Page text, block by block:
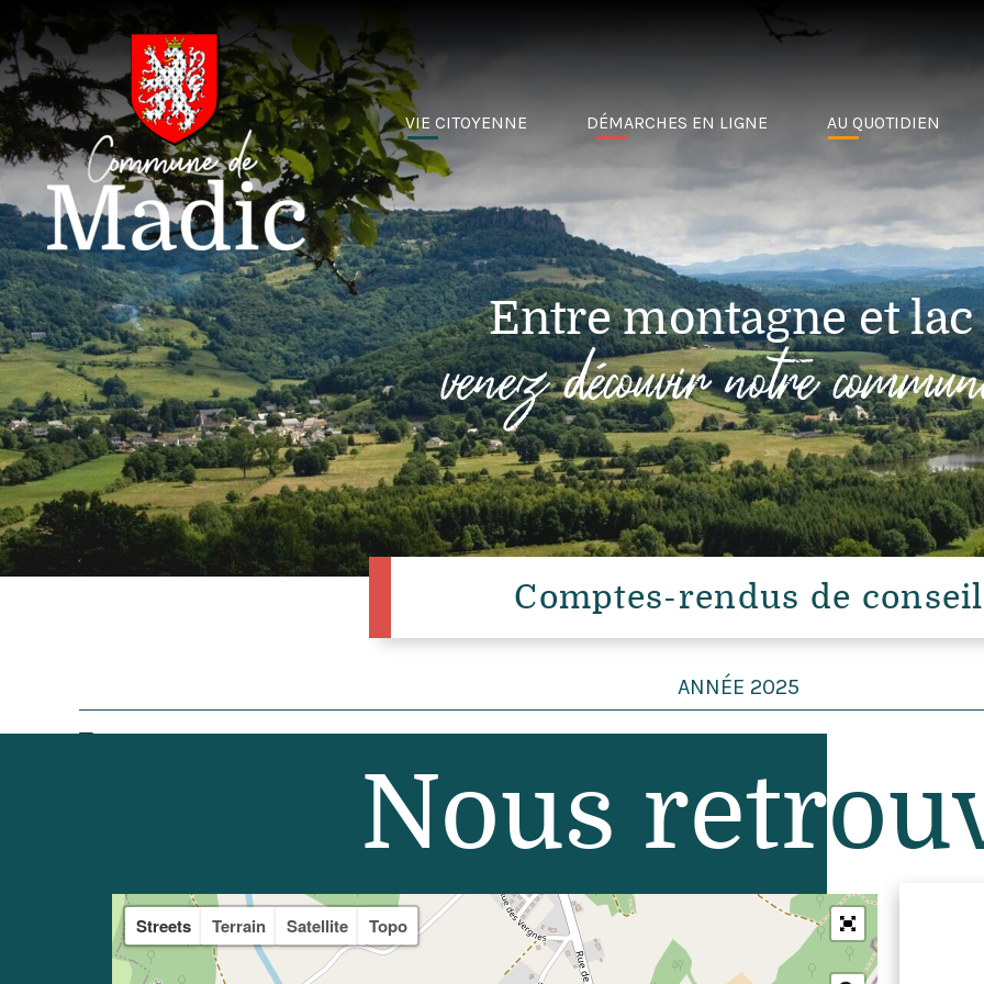
VIE CITOYENNE DÉMARCHES EN LIGNE AU QUOTIDIEN
Entre montagne et lac
venez découvir notre
Comptes-rendus de conseil
ANNÉE 2025
Nous retr
Streets Terrain Satellite Topo